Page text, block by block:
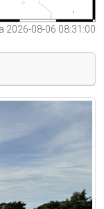
2026-08-06 08:31:00